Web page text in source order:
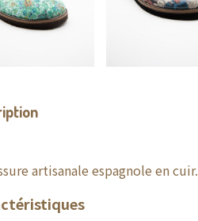
artisanale espagnole en cuir.